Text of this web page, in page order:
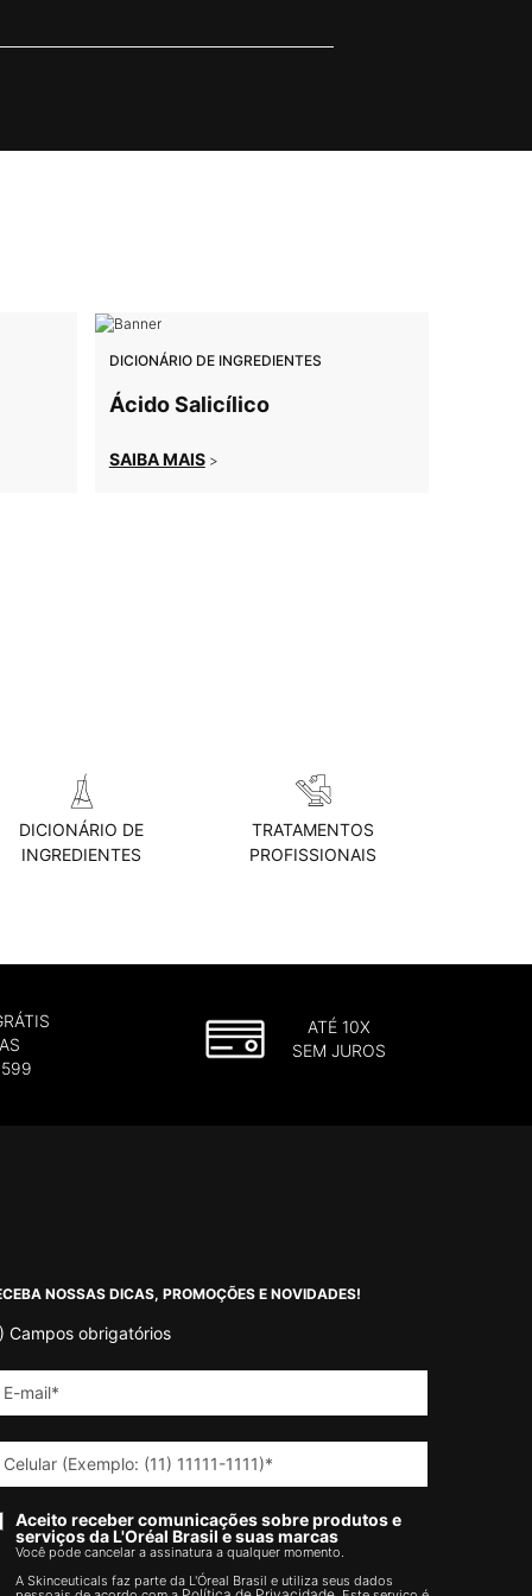
DICIONÁRIO DE INGREDIENTES
Ácido Salicílico
SAIBA MAIS>
DICIONÁRIO DE
INGREDIENTES
TRATAMENTOS
PROFISSIONAIS
ATÉ 10X
SEM JUROS
NOSSAS DICAS, PROMOÇÕES E NOVIDADES!
Campos obrigatórios
E-mail*
Celular (Exemplo: (11) 11111-1111)*
Aceito receber comunicações sobre produtos e
serviços da L'Oréal Brasil e suas marcas
Você pode cancelar a assinatura a qualquer momento.​
A Skinceuticals faz parte da L'Óreal Brasil e utiliza seus dados